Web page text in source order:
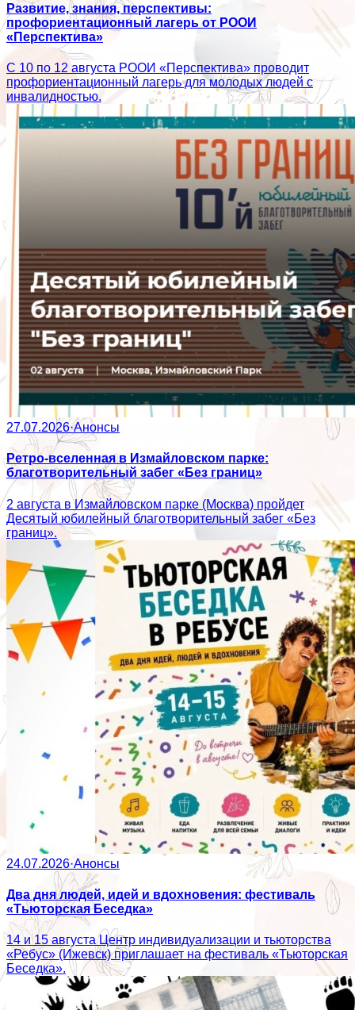
Развитие, знания, перспективы:
профориентационный лагерь от РООИ
«Перспектива»
С 10 по 12 августа РООИ «Перспектива» проводит
профориентационный лагерь для молодых людей с
инвалидностью.
27.07.2026·Анонсы
Ретро-вселенная в Измайловском парке:
благотворительный забег «Без границ»
2 августа в Измайловском парке (Москва) пройдет
Десятый юбилейный благотворительный забег «Без
границ».
24.07.2026·Анонсы
Два дня людей, идей и вдохновения: фестиваль
«Тьюторская Беседка»
14 и 15 августа Центр индивидуализации и тьюторства
«Ребус» (Ижевск) приглашает на фестиваль «Тьюторская
Беседка».